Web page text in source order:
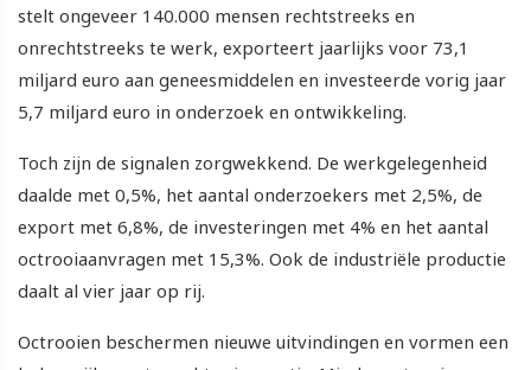
stelt ongeveer 140.000 mensen rechtstreeks en
onrechtstreeks te werk, exporteert jaarlijks voor 73,1
miljard euro aan geneesmiddelen en investeerde vorig jaar
5,7 miljard euro in onderzoek en ontwikkeling.
Toch zijn de signalen zorgwekkend. De werkgelegenheid
daalde met 0,5%, het aantal onderzoekers met 2,5%, de
export met 6,8%, de investeringen met 4% en het aantal
octrooiaanvragen met 15,3%. Ook de industriële productie
daalt al vier jaar op rij.
Octrooien beschermen nieuwe uitvindingen en vormen een